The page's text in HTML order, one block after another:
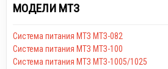
МОДЕЛИ МТЗ
Система питания МТЗ МТЗ-082
Система питания МТЗ МТЗ-100
Система питания МТЗ МТЗ-1005/1025